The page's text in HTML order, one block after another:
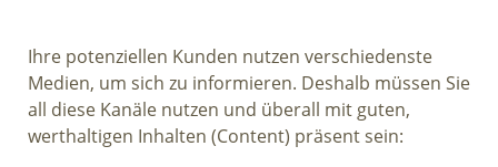
Ihre potenziellen Kunden nutzen verschiedenste
Medien, um sich zu informieren. Deshalb müssen Sie
all diese Kanäle nutzen und überall mit guten,
werthaltigen Inhalten (Content) präsent sein: